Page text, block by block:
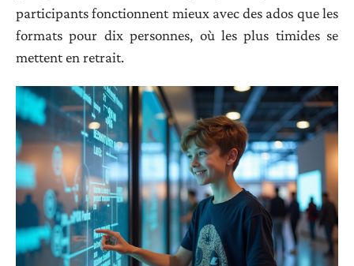
participants fonctionnent mieux avec des ados que les
formats pour dix personnes, où les plus timides se
mettent en retrait.